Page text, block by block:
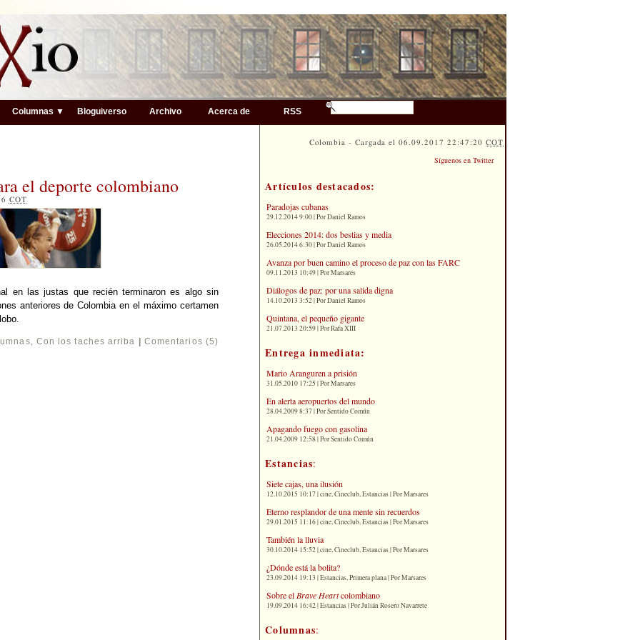
Columnas ▼ Bloguiverso Archivo Acerca de RSS
Colombia - Cargada el 06.09.2017 22:47:20COT
el deporte colombiano
COT
en las justas que recién terminaron es algo sin
anteriores de Colombia en el máximo certamen
, Con los taches arriba Comentarios (5)
Síguenos en Twitter
Artículos destacados:
Paradojas cubanas
29.12.2014 9:00 | Por Daniel Ramos
Elecciones 2014: dos bestias y media
26.05.2014 6:30 | Por Daniel Ramos
Avanza por buen camino el proceso de paz con las FARC
09.11.2013 10:49 | Por Marsares
Diálogos de paz: por una salida digna
14.10.2013 3:52 | Por Daniel Ramos
Quintana, el pequeño gigante
21.07.2013 20:59 | Por Rafa XIII
Entrega inmediata:
Mario Aranguren a prisión
31.05.2010 17:25 | Por Marsares
En alerta aeropuertos del mundo
28.04.2009 8:37 | Por Sentido Común
Apagando fuego con gasolina
21.04.2009 12:58 | Por Sentido Común
Estancias:
Siete cajas, una ilusión
12.10.2015 10:17 | cine, Cineclub, Estancias | Por Marsares
Eterno resplandor de una mente sin recuerdos
29.01.2015 11:16 | cine, Cineclub, Estancias | Por Marsares
También la lluvia
30.10.2014 15:52 | cine, Cineclub, Estancias | Por Marsares
¿Dónde está la bolita?
23.09.2014 19:13 | Estancias, Primera plana | Por Marsares
Sobre el Brave Heartcolombiano
19.09.2014 16:42 | Estancias | Por Julián Rosero Navarrete
Columnas: